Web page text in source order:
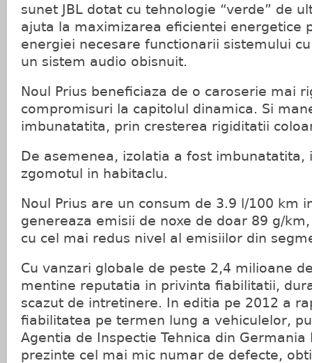
sunet JBL dotat cu tehnologie “verde” de
ajuta la maximizarea eficientei energetice
energiei necesare functionarii sistemului
un sistem audio obisnuit.
Noul Prius beneficiaza de o caroserie mai
compromisuri la capitolul dinamica. Si
imbunatatita, prin cresterea rigiditatii
De asemenea, izolatia a fost imbunatatita,
zgomotul in habitaclu.
Noul Prius are un consum de 3.9 l/100 km
genereaza emisii de noxe de doar 89 g/
cu cel mai redus nivel al emisiilor din
Cu vanzari globale de peste 2,4 milioane
mentine reputatia in privinta fiabilitatii,
scazut de intretinere. In editia pe 2012 a
fiabilitatea pe termen lung a vehiculelor,
Agentia de Inspectie Tehnica din Germania
prezinte cel mai mic numar de defecte,